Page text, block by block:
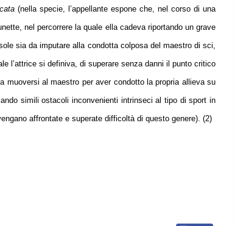
(nella specie, l’appellante espone che, nel corso di una
nel percorrere la quale ella cadeva riportando un grave
sia da imputare alla condotta colposa del maestro di sci,
l’attrice si definiva, di superare senza danni il punto critico
al maestro per aver condotto la propria allieva su
simili ostacoli inconvenienti intrinseci al tipo di sport in
affrontate e superate difficoltà di questo genere). (2)